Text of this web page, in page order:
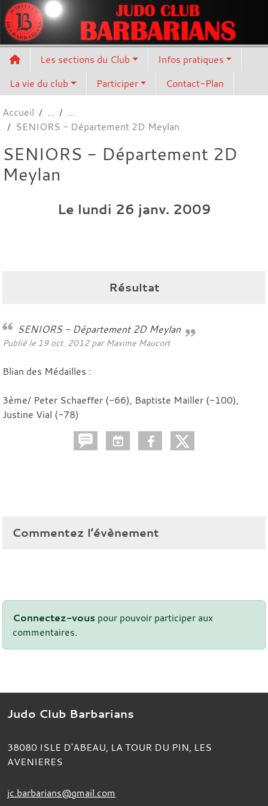
Les sections du Club
Infos pratiques
La vie du club
Participer Contact-Plan
Accueil
SENIORS - Département 2D Meylan
SENIORS - Département 2D
Meylan
Le lundi 26 janv. 2009
Résultat
SENIORS - Département 2D Meylan
Publié le 19 oct. 2012par Maxime Maucort
Blian des Médailles :
3ème/ Peter Schaeffer (-66), Baptiste Mailler (-100),
Justine Vial (-78)
Commentez l’évènement
Connectez-vous pour pouvoir participer aux
commentaires.
Judo Club Barbarians
38080 ISLE D'ABEAU, LA TOUR DU PIN, LES
AVENIERES
jc.barbarians@gmail.com
Panneau de gestion des cookies